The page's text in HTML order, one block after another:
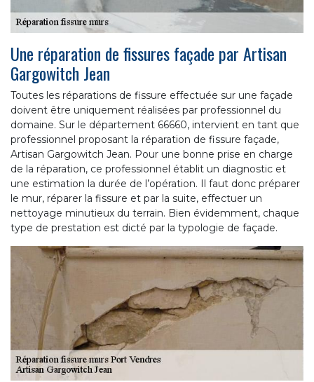
Une réparation de fissures façade par Artisan
Gargowitch Jean
Toutes les réparations de fissure effectuée sur une façade
doivent être uniquement réalisées par professionnel du
domaine. Sur le département 66660, intervient en tant que
professionnel proposant la réparation de fissure façade,
Artisan Gargowitch Jean. Pour une bonne prise en charge
de la réparation, ce professionnel établit un diagnostic et
une estimation la durée de l’opération. Il faut donc préparer
le mur, réparer la fissure et par la suite, effectuer un
nettoyage minutieux du terrain. Bien évidemment, chaque
type de prestation est dicté par la typologie de façade.